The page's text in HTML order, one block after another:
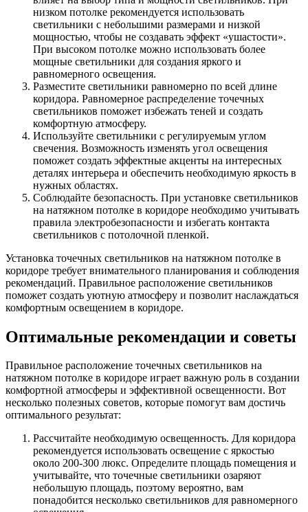
низком потолке рекомендуется использовать
светильники с небольшими размерами и низкой
мощностью, чтобы не создавать эффект «ушастости».
При высоком потолке можно использовать более
мощные светильники для создания яркого и
равномерного освещения.
Разместите светильники равномерно по всей длине
коридора. Равномерное распределение точечных
светильников поможет избежать теней и создать
комфортную атмосферу.
Используйте светильники с регулируемым углом
свечения. Возможность изменять угол освещения
поможет создать эффектные акценты на интересных
деталях интерьера и обеспечить необходимую яркость в
нужных областях.
Соблюдайте безопасность. При установке светильников
на натяжном потолке в коридоре необходимо учитывать
правила электробезопасности и избегать контакта
светильников с потолочной пленкой.
Установка точечных светильников на натяжном потолке в
коридоре требует внимательного планирования и соблюдения
рекомендаций. Правильное расположение светильников
поможет создать уютную атмосферу и позволит наслаждаться
комфортным освещением в коридоре.
Оптимальные рекомендации и советы
Правильное расположение точечных светильников на
натяжном потолке в коридоре играет важную роль в создании
комфортной атмосферы и эффективной освещенности. Вот
несколько полезных советов, которые помогут вам достичь
оптимального результат:
Рассчитайте необходимую освещенность. Для коридора
рекомендуется использовать освещение с яркостью
около 200-300 люкс. Определите площадь помещения и
учитывайте, что точечные светильники озаряют
небольшую площадь, поэтому вероятно, вам
понадобится несколько светильников для равномерного